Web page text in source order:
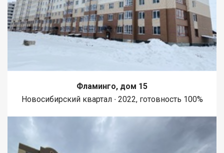
Фламинго, дом 15
Новосибирский квартал ∙ 2022, готовность 100%